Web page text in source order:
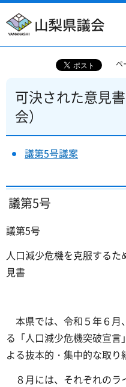
山梨県議会
ペ
可決された意見
会）
議第5号議案
議第5号
議第5号
人口減少危機を克服する
見書
本県では、令和５年６月
る「人口減少危機突破宣
よる抜本的・集中的な取り
８月には、それぞれのラ